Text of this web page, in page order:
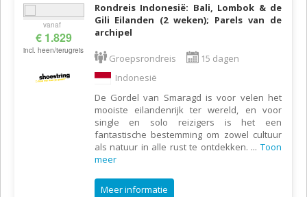
vanaf
€ 1.829
incl. heen/terugreis
Rondreis Indonesië: Bali, Lombok & de
Gili Eilanden (2 weken); Parels van de
archipel
Groepsrondreis
15 dagen
Indonesië
De Gordel van Smaragd is voor velen het
mooiste eilandenrijk ter wereld, en voor
single en solo reizigers is het een
fantastische bestemming om zowel cultuur
als natuur in alle rust te ontdekken. ... Toon
meer
Meer informatie